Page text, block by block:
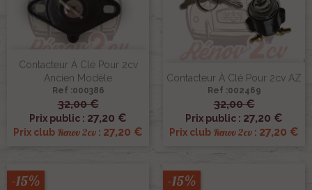
Contacteur À Clé Pour 2cv
Ancien Modèle
Ref :000386
32,00 €
Prix public : 27,20 €
Prix club Renov 2cv : 27,20 €
Contacteur À Clé Pour 2cv AZ
Ref :002469
32,00 €
Prix public : 27,20 €
Prix club Renov 2cv : 27,20 €
-15%
-15%